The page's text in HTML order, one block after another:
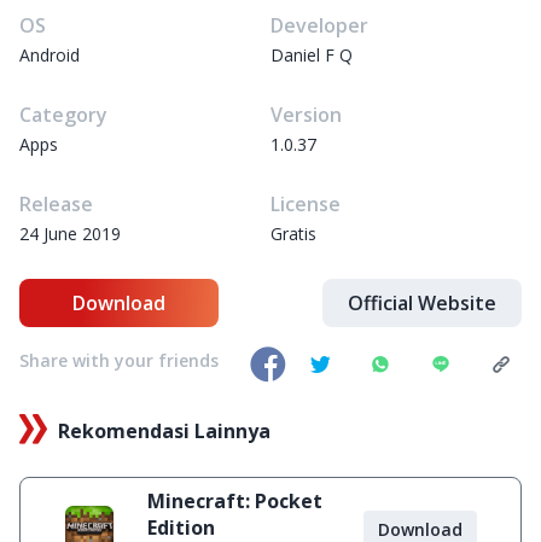
OS
Android
Developer
Daniel F Q
Category
Apps
Version
1.0.37
Release
24 June 2019
License
Gratis
Download Official Website
Share with your friends
Rekomendasi Lainnya
Minecraft: Pocket
Edition
Download